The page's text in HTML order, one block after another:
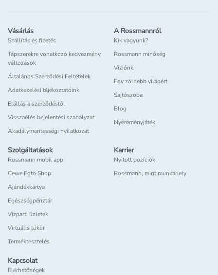
Vásárlás
Szállítás és fizetés
Tápszerekre vonatkozó kedvezmény
változások
Általános Szerződési Feltételek
Adatkezelési tájékoztatóink
Elállás a szerződéstől
Visszaélés bejelentési szabályzat
Akadálymentességi nyilatkozat
A Rossmannról
Kik vagyunk?
Rossmann minőség
Víziónk
Egy zöldebb világért
Sajtószoba
Blog
Nyereményjáték
Szolgáltatások
Rossmann mobil app
Cewe Foto Shop
Ajándékkártya
Egészségpénztár
Vízparti üzletek
Virtuális tükör
Terméktesztelés
Karrier
Nyitott pozíciók
Rossmann, mint munkahely
Kapcsolat
Elérhetőségek